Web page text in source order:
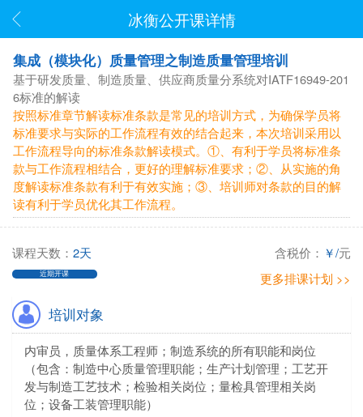
冰衡公开课详情
集成（模块化）质量管理之制造质量管理培训
基于研发质量、制造质量、供应商质量分系统对IATF16949-201
6标准的解读
按照标准章节解读标准条款是常见的培训方式，为确保学员将
标准要求与实际的工作流程有效的结合起来，本次培训采用以
工作流程导向的标准条款解读模式。①、有利于学员将标准条
款与工作流程相结合，更好的理解标准要求；②、从实施的角
度解读标准条款有利于有效实施；③、培训师对条款的目的解
读有利于学员优化其工作流程。
课程天数： 2天 含税价： ￥/元
近期开课 更多排课计划 >>
培训对象
内审员，质量体系工程师；制造系统的所有职能和岗位
（包含：制造中心质量管理职能；生产计划管理；工艺开
发与制造工艺技术；检验相关岗位；量检具管理相关岗
位；设备工装管理职能）